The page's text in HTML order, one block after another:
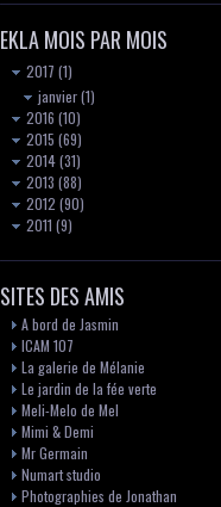
EKLA MOIS PAR MOIS
2017 (1)
janvier(1)
2016 (10)
2015 (69)
2014(31)
2013 (88)
2012 (90)
2011 (9)
SITES DES AMIS
A bord de Jasmin
ICAM 107
La galerie de Mélanie
Le jardin de la fée verte
Meli-Melo de Mel
Mimi & Demi
Mr Germain
Numart studio
Photographies de Jonathan